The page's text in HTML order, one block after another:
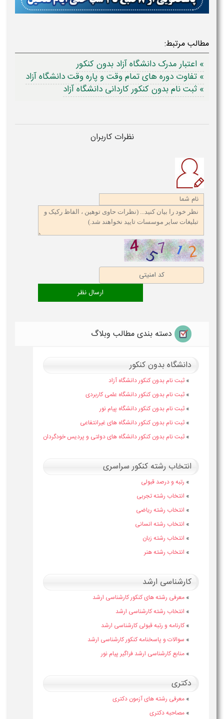
مطالب مرتبط:
» اعتبار مدرک دانشگاه آزاد بدون کنکور
» تفاوت دوره های تمام وقت و پاره وقت دانشگاه آزاد
» ثبت نام بدون کنکور کاردانی دانشگاه آزاد
نظرات کاربران
دسته بندی مطالب وبلاگ
دانشگاه بدون کنکور
» ثبت نام بدون کنکور دانشگاه آزاد
» ثبت نام بدون کنکور دانشگاه علمی کاربردی
» ثبت نام بدون کنکور دانشگاه پیام نور
» ثبت نام بدون کنکور دانشگاه های غیرانتفاعی
» ثبت نام بدون کنکور دانشگاه های دولتی و پردیس خودگردان
انتخاب رشته کنکور سراسری
» رتبه و درصد قبولی
» انتخاب رشته تجربی
» انتخاب رشته ریاضی
» انتخاب رشته انسانی
» انتخاب رشته زبان
» انتخاب رشته هنر
کارشناسی ارشد
» معرفی رشته های کنکور کارشناسی ارشد
» انتخاب رشته کارشناسی ارشد
» کارنامه و رتبه قبولی کارشناسی ارشد
» سوالات و پاسخنامه کنکور کارشناسی ارشد
» منابع کارشناسی ارشد فراگیر پیام نور
دکتری
» معرفی رشته های آزمون دکتری
» مصاحبه دکتری